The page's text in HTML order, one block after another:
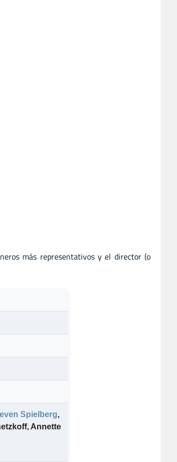
más representativos y el director (o
Spielberg,
, Annette